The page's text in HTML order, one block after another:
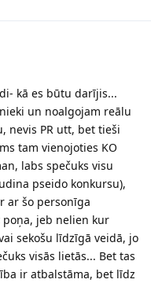
kā es būtu darījis...
un noalgojam reālu
nevis PR utt, bet tieši
tam vienojoties KO
labs spečuks visu
pseido konkursu),
ar šo personīga
jeb nelien kur
sekošu līdzīgā veidā, jo
visās lietās... Bet tas
ir atbalstāma, bet līdz